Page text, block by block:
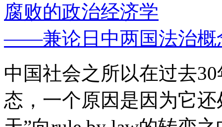
腐败的政治经济学
——兼论日中两国法治概
中国社会之所以在过去
态，一个原因是因为它